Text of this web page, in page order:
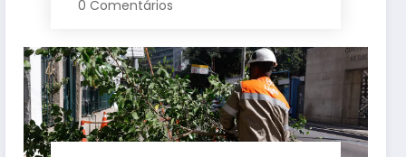
sexta-feira (7)
0 Comentários